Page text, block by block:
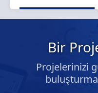
Bir
Projelerinizi